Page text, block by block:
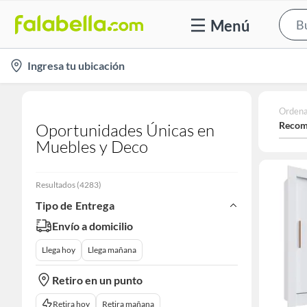
Menú
location-
icon
Ingresa tu ubicación
Oportunidades Únicas en
Muebles y Deco
Resultados (4283)
Tipo de Entrega
Envío a domicilio
Llega hoy Llega mañana
Retiro en un punto
Retira hoy Retira mañana